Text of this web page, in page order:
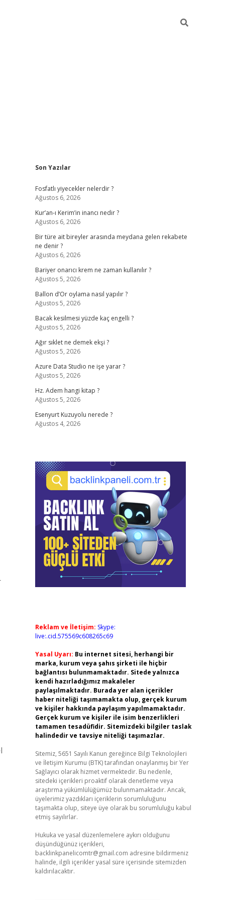
Sidebar
Son Yazılar
Fosfatlı yiyecekler nelerdir ?
Ağustos 6, 2026
Kur’an-ı Kerim’in inancı nedir ?
Ağustos 6, 2026
Bir türe ait bireyler arasında meydana gelen rekabete
ne denir ?
Ağustos 6, 2026
Bariyer onarıcı krem ne zaman kullanılır ?
Ağustos 5, 2026
Ballon d’Or oylama nasıl yapılır ?
Ağustos 5, 2026
Bacak kesilmesi yüzde kaç engelli ?
Ağustos 5, 2026
Ağır sıklet ne demek ekşi ?
Ağustos 5, 2026
Azure Data Studio ne işe yarar ?
Ağustos 5, 2026
Hz. Adem hangi kitap ?
Ağustos 5, 2026
Esenyurt Kuzuyolu nerede ?
Ağustos 4, 2026
Reklam ve İletişim: Skype:
live:.cid.575569c608265c69
Yasal Uyarı: Bu internet sitesi, herhangi bir
marka, kurum veya şahıs şirketi ile hiçbir
bağlantısı bulunmamaktadır. Sitede yalnızca
kendi hazırladığımız makaleler
paylaşılmaktadır. Burada yer alan içerikler
haber niteliği taşımamakta olup, gerçek kurum
ve kişiler hakkında paylaşım yapılmamaktadır.
Gerçek kurum ve kişiler ile isim benzerlikleri
tamamen tesadüfidir. Sitemizdeki bilgiler taslak
halindedir ve tavsiye niteliği taşımazlar.
Sitemiz, 5651 Sayılı Kanun gereğince Bilgi Teknolojileri
ve İletişim Kurumu (BTK) tarafından onaylanmış bir Yer
Sağlayıcı olarak hizmet vermektedir. Bu nedenle,
sitedeki içerikleri proaktif olarak denetleme veya
araştırma yükümlülüğümüz bulunmamaktadır. Ancak,
üyelerimiz yazdıkları içeriklerin sorumluluğunu
taşımakta olup, siteye üye olarak bu sorumluluğu kabul
etmiş sayılırlar.
Hukuka ve yasal düzenlemelere aykırı olduğunu
düşündüğünüz içerikleri,
backlinkpanelicomtr@gmail.com adresine bildirmeniz
halinde, ilgili içerikler yasal süre içerisinde sitemizden
kaldırılacaktır.